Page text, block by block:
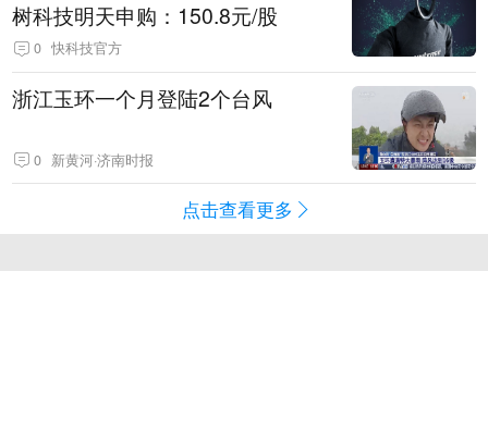
树科技明天申购：150.8元/股
0 快科技官方
浙江玉环一个月登陆2个台风
0 新黄河·济南时报
点击查看更多